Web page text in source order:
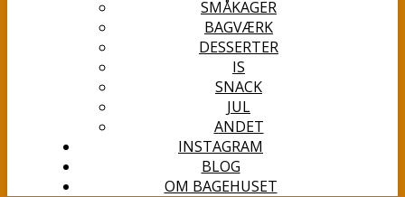
SMÅKAGER
BAGVÆRK
DESSERTER
IS
SNACK
JUL
ANDET
INSTAGRAM
BLOG
OM BAGEHUSET